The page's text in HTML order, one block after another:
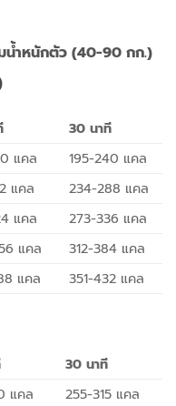
น้ำหนักตัว (40-90 กก.)
30 นาที
แคล
195-240 แคล
แคล
234-288 แคล
แคล
273-336 แคล
แคล
312-384 แคล
แคล 351-432 แคล
30 นาที
แคล
255-315 แคล